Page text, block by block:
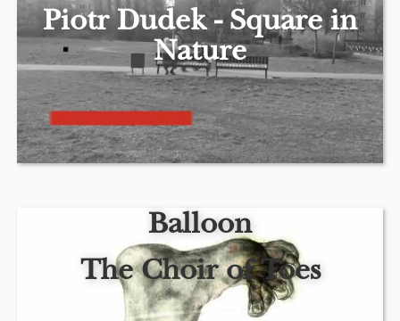
Piotr Dudek - Square in
Nature
Balloon
Balloon by Piotr Dudek
The Choir of Toes